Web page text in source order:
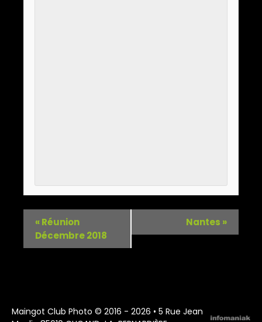
«Réunion
Décembre 2018
Nantes »
Maingot Club Photo © 2016 - 2026 • 5 Rue Jean